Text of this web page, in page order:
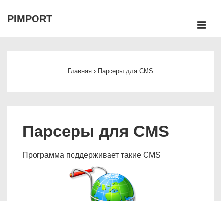
Перейти
PIMPORT
Главная › Парсеры для CMS
Парсеры для CMS
Программа поддерживает такие CMS